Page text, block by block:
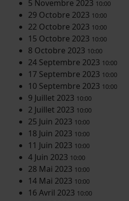
5 Novembre 2023 10:00
29 Octobre 2023 10:00
22 Octobre 2023 10:00
15 Octobre 2023 10:00
8 Octobre 2023 10:00
24 Septembre 2023 10:00
17 Septembre 2023 10:00
10 Septembre 2023 10:00
9 Juillet 2023 10:00
2 Juillet 2023 10:00
25 Juin 2023 10:00
18 Juin 2023 10:00
11 Juin 2023 10:00
4 Juin 2023 10:00
28 Mai 2023 10:00
14 Mai 2023 10:00
16 Avril 2023 10:00